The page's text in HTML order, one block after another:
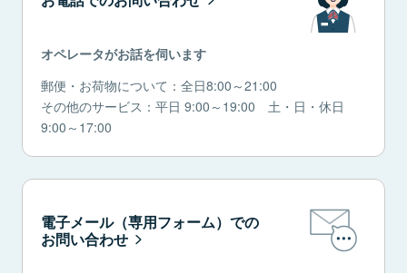
オペレータがお話を伺います
郵便・お荷物について：全日8:00～21:00
その他のサービス：平日 9:00～19:00 土・日・休日
9:00～17:00
電子メール（専用フォーム）での
お問い合わせ